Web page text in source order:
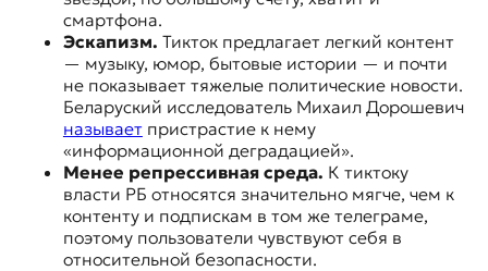
смартфона.
Эскапизм. Тикток предлагает легкий контент
— музыку, юмор, бытовые истории — и почти
не показывает тяжелые политические новости.
Беларуский исследователь Михаил Дорошевич
называетпристрастие к нему
«информационной деградацией».
Менее репрессивная среда. К тиктоку
власти РБ относятся значительно мягче, чем к
контенту и подпискам в том же телеграме,
поэтому пользователи чувствуют себя в
относительной безопасности.